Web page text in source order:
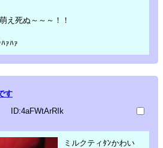
え死ぬ～～～！！
ｧﾊｧ
す
ID:4aFWtArRIk
ミルクティﾀﾝかわい